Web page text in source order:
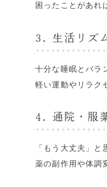
困ったことがあれ
3. 生活リズ
十分な睡眠とバラ
軽い運動やリラク
4. 通院・服
「もう大丈夫」
薬の副作用や体調